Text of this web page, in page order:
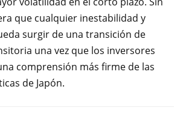
que cualquier inestabilidad y
surgir de una transición de
una vez que los inversores
comprensión más firme de las
de Japón.